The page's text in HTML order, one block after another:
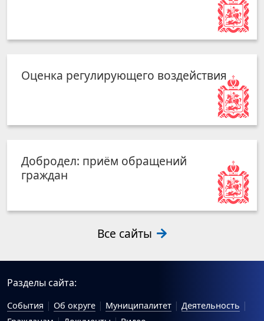
Оценка регулирующего воздействия
Добродел: приём обращений
граждан
Все сайты
Разделы сайта:
События Об округе Муниципалитет
Деятельность